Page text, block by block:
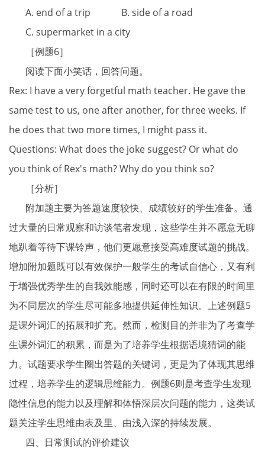
A. end of a trip B. side of a road
C. supermarket in a city
［例题6］
阅读下面小笑话，回答问题。
Rex: I have a very forgetful math teacher. He gave the
same test to us, one after another, for three weeks. If
he does that two more times, I might pass it.
Questions: What does the joke suggest? Or what do
you think of Rex's math? Why do you think so?
［分析］
附加题主要为答题速度较快、成绩较好的学生准备。通
过大量的日常观察和访谈笔者发现，这些学生并不愿意无聊
地趴着等待下课铃声，他们更愿意接受高难度试题的挑战。
增加附加题既可以有效保护一般学生的考试自信心，又有利
于增强优秀学生的自我效能感，同时还可以在有限的时间里
为不同层次的学生尽可能多地提供延伸性知识。上述例题5
是课外词汇的拓展和扩充。然而，检测目的并非为了考查学
生课外词汇的积累，而是为了培养学生根据语境猜词的能
力。试题要求学生圈出答题的关键词，更是为了体现其思维
过程，培养学生的逻辑思维能力。例题6则是考查学生发现
隐性信息的能力以及理解和体悟深层次问题的能力，这类试
题关注学生思维由表及里、由浅入深的持续发展。
四、日常测试的评价建议